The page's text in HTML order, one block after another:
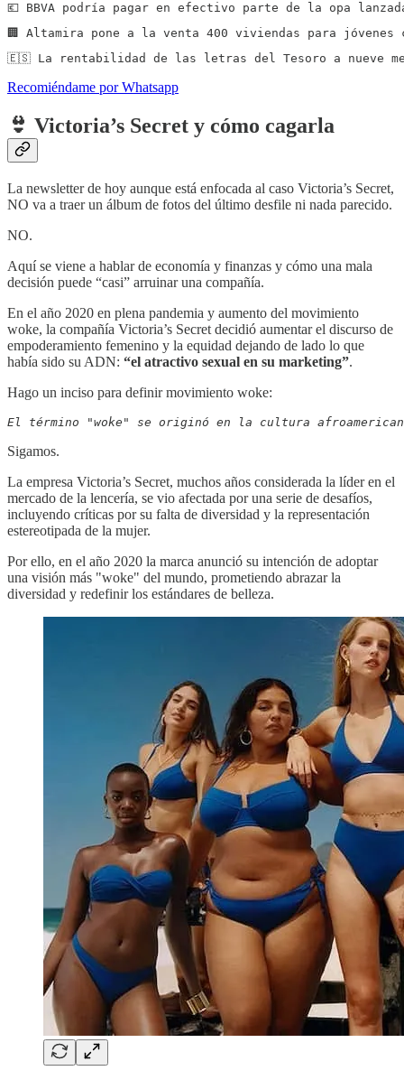
💶 BBVA podría pagar en efectivo parte de la opa
🏢 Altamira pone a la venta 400 viviendas para jóvenes
🇪🇸 La rentabilidad de las letras del Tesoro a nueve
Recomiéndame por Whatsapp
👙 Victoria’s Secret y cómo cagarla
La newsletter de hoy aunque está enfocada al caso Victoria’s Secret,
NO va a traer un álbum de fotos del último desfile ni nada parecido.
NO.
Aquí se viene a hablar de economía y finanzas y cómo una mala
decisión puede “casi” arruinar una compañía.
En el año 2020 en plena pandemia y aumento del movimiento
woke, la compañía Victoria’s Secret decidió aumentar el discurso de
empoderamiento femenino y la equidad dejando de lado lo que
había sido su ADN: “el atractivo sexual en su marketing”.
Hago un inciso para definir movimiento woke:
El término "woke" se originó en la cultura
Sigamos.
La empresa Victoria’s Secret, muchos años considerada la líder en el
mercado de la lencería, se vio afectada por una serie de desafíos,
incluyendo críticas por su falta de diversidad y la representación
estereotipada de la mujer.
Por ello, en el año 2020 la marca anunció su intención de adoptar
una visión más "woke" del mundo, prometiendo abrazar la
diversidad y redefinir los estándares de belleza.